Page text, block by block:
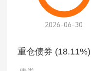
2026-06-30
重仓债券 (18.11%)